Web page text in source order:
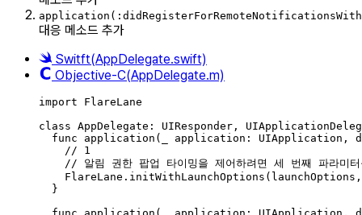
대응 메소드 추가
Switft(AppDelegate.swift)
Objective-C(AppDelegate.m)
import
FlareLane
class AppDelegate : UIResponder ,
func
application ( application: UIApplication,
// 1
// 알림 권한 팝업 타이밍을 제어하려면 세 번째 파라
FlareLane. initWithLaunchOptions (
}